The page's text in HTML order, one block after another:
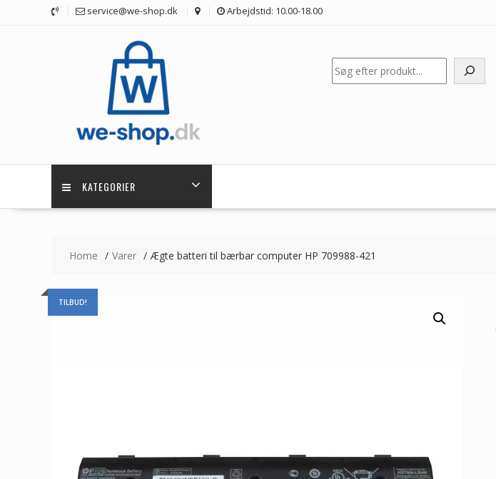
service@we-shop.dk Arbejdstid: 10.00-18.00
Søg
KATEGORIER
Home Varer Ægte batteri til bærbar computer HP 709988-421
TILBUD!